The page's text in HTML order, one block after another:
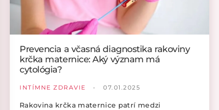
Prevencia a včasná diagnostika rakoviny
krčka maternice: Aký význam má
cytológia?
INTÍMNE ZDRAVIE - 07.01.2025
Rakovina krčka maternice patrí medzi